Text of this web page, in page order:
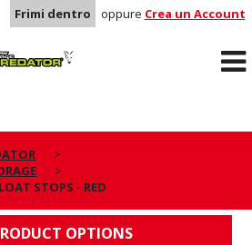
Frimi dentro oppure Crea un Account
STOPS - RED
FLOAT STOPS - RED
OPTIONS